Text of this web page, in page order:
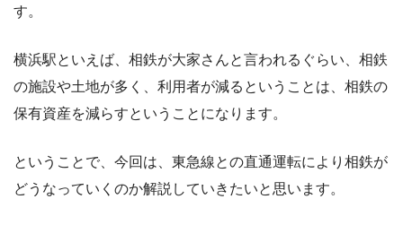
す。
横浜駅といえば、相鉄が大家さんと言われるぐらい、相鉄
の施設や土地が多く、利用者が減るということは、相鉄の
保有資産を減らすということになります。
ということで、今回は、東急線との直通運転により相鉄が
どうなっていくのか解説していきたいと思います。